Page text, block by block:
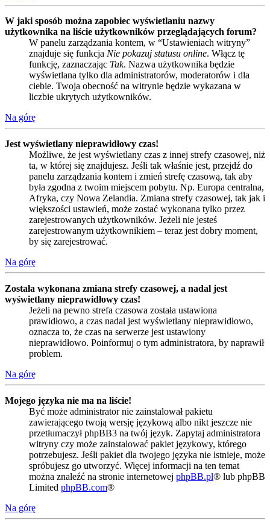
W jaki sposób można zapobiec wyświetlaniu nazwy
użytkownika na liście użytkowników przeglądających forum?
W panelu zarządzania kontem, w “Ustawieniach witryny”
znajduje się funkcja Nie pokazuj statusu online. Włącz tę
funkcję, zaznaczając Tak. Nazwa użytkownika będzie
wyświetlana tylko dla administratorów, moderatorów i dla
ciebie. Twoja obecność na witrynie będzie wykazana w
liczbie ukrytych użytkowników.
Na górę
Jest wyświetlany nieprawidłowy czas!
Możliwe, że jest wyświetlany czas z innej strefy czasowej, niż
ta, w której się znajdujesz. Jeśli tak właśnie jest, przejdź do
panelu zarządzania kontem i zmień strefę czasową, tak aby
była zgodna z twoim miejscem pobytu. Np. Europa centralna,
Afryka, czy Nowa Zelandia. Zmiana strefy czasowej, tak jak i
większości ustawień, może zostać wykonana tylko przez
zarejestrowanych użytkowników. Jeżeli nie jesteś
zarejestrowanym użytkownikiem – teraz jest dobry moment,
by się zarejestrować.
Na górę
Została wykonana zmiana strefy czasowej, a nadal jest
wyświetlany nieprawidłowy czas!
Jeżeli na pewno strefa czasowa została ustawiona
prawidłowo, a czas nadal jest wyświetlany nieprawidłowo,
oznacza to, że czas na serwerze jest ustawiony
nieprawidłowo. Poinformuj o tym administratora, by naprawił
problem.
Na górę
Mojego języka nie ma na liście!
Być może administrator nie zainstalował pakietu
zawierającego twoją wersję językową albo nikt jeszcze nie
przetłumaczył phpBB3 na twój język. Zapytaj administratora
witryny czy może zainstalować pakiet językowy, którego
potrzebujesz. Jeśli pakiet dla twojego języka nie istnieje, może
spróbujesz go utworzyć. Więcej informacji na ten temat
można znaleźć na stronie internetowej phpBB.pl® lub phpBB
Limited phpBB.com®
Na górę